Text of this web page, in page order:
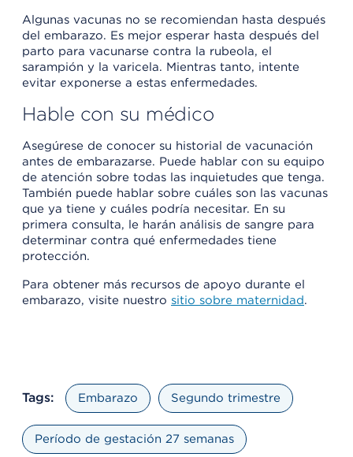
Algunas vacunas no se recomiendan hasta después
del embarazo. Es mejor esperar hasta después del
parto para vacunarse contra la rubeola, el
sarampión y la varicela. Mientras tanto, intente
evitar exponerse a estas enfermedades.
Hable con su médico
Asegúrese de conocer su historial de vacunación
antes de embarazarse. Puede hablar con su equipo
de atención sobre todas las inquietudes que tenga.
También puede hablar sobre cuáles son las vacunas
que ya tiene y cuáles podría necesitar. En su
primera consulta, le harán análisis de sangre para
determinar contra qué enfermedades tiene
protección.
Para obtener más recursos de apoyo durante el
embarazo, visite nuestro sitio sobre maternidad.
Tags: Embarazo Segundo trimestre
Período de gestación 27 semanas